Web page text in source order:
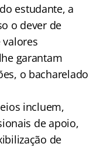
estudante, a
o dever de
garantam
o bacharelado
incluem,
de apoio,
de